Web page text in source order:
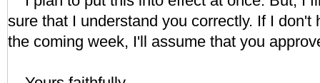
sure that I understand you correctly. If I don't
the coming week, I'll assume that you